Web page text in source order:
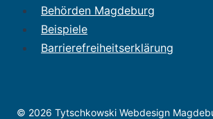
Behörden Magdeburg
Beispiele
Barrierefreiheitserklärung
© 2026 Tytschkowski Webdesign